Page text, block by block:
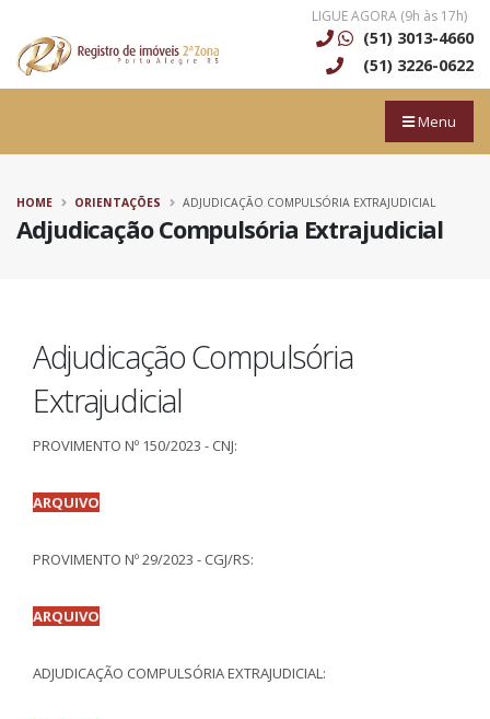
LIGUE AGORA (9h às 17h)
(51) 3013-4660
(51) 3226-0622
Menu
Adjudicação Compulsória Extrajudicial
HOME ORIENTAÇÕES ADJUDICAÇÃO COMPULSÓRIA EXTRAJUDICIAL
Adjudicação Compulsória
Extrajudicial
PROVIMENTO Nº 150/2023 - CNJ:
ARQUIVO
PROVIMENTO Nº 29/2023 - CGJ/RS:
ARQUIVO
ADJUDICAÇÃO COMPULSÓRIA EXTRAJUDICIAL: